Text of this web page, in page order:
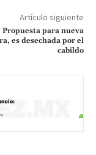
Artículo siguiente
Propuesta para nueva
es desechada por el
cabildo